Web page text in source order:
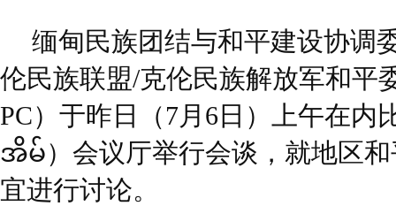
缅甸民族团结与和平建设协调
伦民族联盟/克伦民族解放军和平
PC）于昨日（7月6日）上午在
အိမ်）会议厅举行会谈，就地区和
宜进行讨论。